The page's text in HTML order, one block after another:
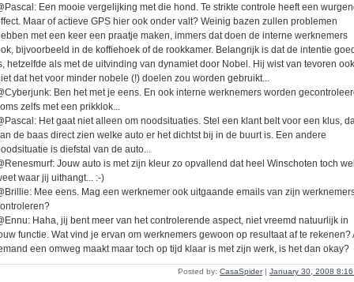
Een mooie vergelijking met die hond. Te strikte controle heeft een
Maar of actieve GPS hier ook onder valt? Weinig bazen zullen problemen
met een keer een praatje maken, immers dat doen de interne werknemers
bijvoorbeeld in de koffiehoek of de rookkamer. Belangrijk is dat de intentie goed
hetzelfde als met de uitvinding van dynamiet door Nobel. Hij wist van tevoren ook
dat het voor minder nobele (!) doelen zou worden gebruikt...
Ben het met je eens. En ook interne werknemers worden
zelfs met een prikklok...
Het gaat niet alleen om noodsituaties. Stel een klant belt voor een klus,
de baas direct zien welke auto er het dichtst bij in de buurt is. Een andere
is diefstal van de auto...
Jouw auto is met zijn kleur zo opvallend dat heel Winschoten toch wel
waar jij uithangt... :-)
Mee eens. Mag een werknemer ook uitgaande emails van zijn
Haha, jij bent meer van het controlerende aspect, niet vreemd natuurlijk in
functie. Wat vind je ervan om werknemers gewoon op resultaat af te rekenen?
een omweg maakt maar toch op tijd klaar is met zijn werk, is het dan okay?
Posted by: CasaSpider| January 30, 2008 8:16